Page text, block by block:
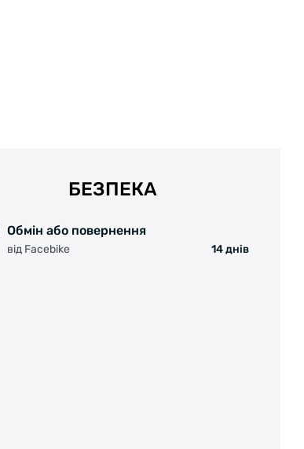
БЕЗПЕКА
Обмін або повернення
від Facebike 14 днів